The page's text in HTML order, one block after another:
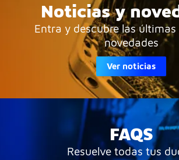
Noticias y
Entra y descubre las
novedades
Ver noticias
FAQS
Resuelve todas tus